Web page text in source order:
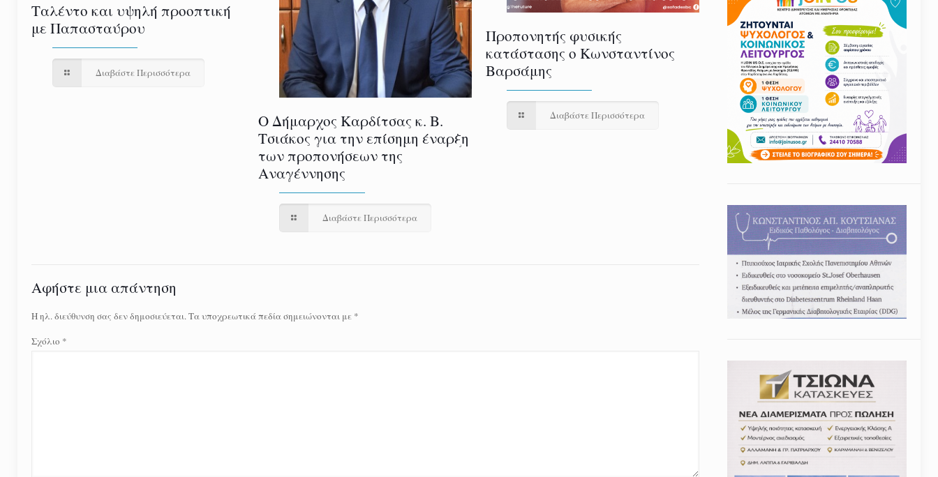
Ταλέντο και υψηλή προοπτική
με Παπασταύρου
Διαβάστε Περισσότερα
Ο Δήμαρχος Καρδίτσας κ. Β.
Τσιάκος για την επίσημη έναρξη
των προπονήσεων της
Αναγέννησης
Διαβάστε Περισσότερα
Προπονητής φυσικής
κατάστασης ο Κωνσταντίνος
Βαρσάμης
Διαβάστε Περισσότερα
Αφήστε μια απάντηση
Η ηλ. διεύθυνση σας δεν δημοσιεύεται.Τα υποχρεωτικά πεδία σημειώνονται με *
Σχόλιο *